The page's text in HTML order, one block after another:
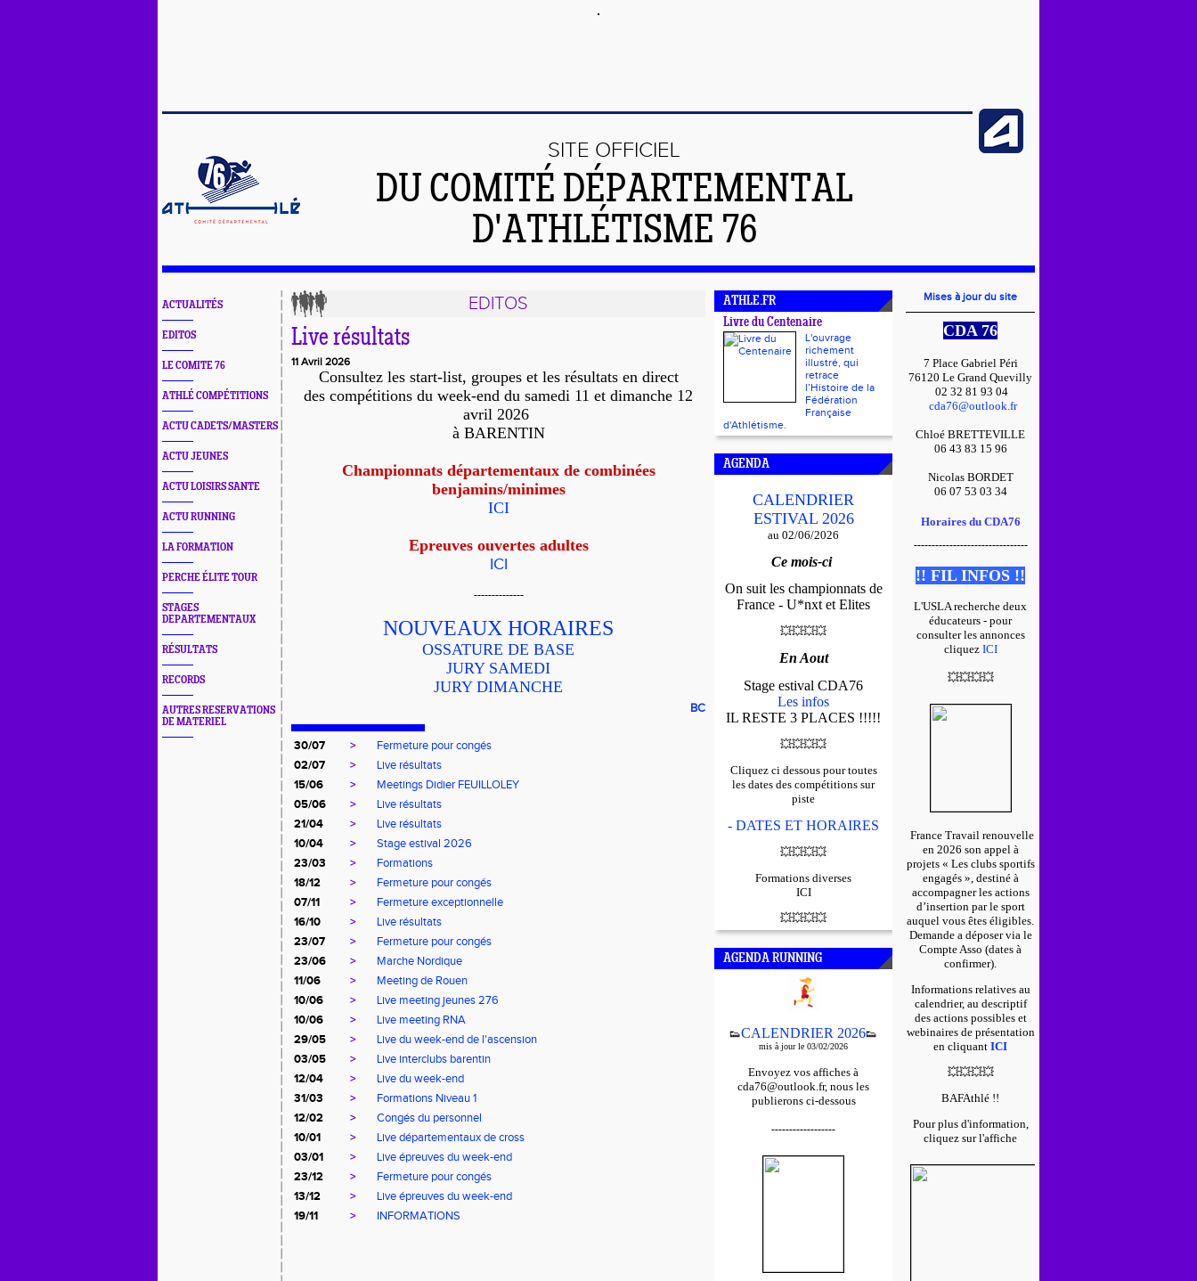
SITE OFFICIEL
DU COMITÉ DÉPARTEMENTAL
D'ATHLÉTISME 76
ACTUALITÉS
EDITOS
LE COMITE 76
ATHLÉ COMPÉTITIONS
ACTU CADETS/MASTERS
ACTU JEUNES
ACTU LOISIRS SANTE
ACTU RUNNING
LA FORMATION
PERCHE ÉLITE TOUR
STAGES
DEPARTEMENTAUX
RÉSULTATS
RECORDS
AUTRES RESERVATIONS
DE MATERIEL
EDITOS
Live résultats
11 Avril 2026
Consultez les start-list, groupes et les résultats en direct
des compétitions du week-end du samedi 11 et dimanche 12
avril 2026
à BARENTIN
Championnats départementaux de combinées
benjamins/minimes
ICI
Epreuves ouvertes adultes
ICI
--------------
NOUVEAUX HORAIRES
OSSATURE DE BASE
JURY SAMEDI
JURY DIMANCHE
BC
30/07 >
Fermeture pour congés
02/07
>
Live résultats
15/06
>
Meetings Didier FEUILLOLEY
05/06
>
Live résultats
21/04
>
Live résultats
10/04
>
Stage estival 2026
23/03
>
Formations
18/12
>
Fermeture pour congés
07/11
>
Fermeture exceptionnelle
16/10
>
Live résultats
23/07
>
Fermeture pour congés
23/06
>
Marche Nordique
11/06
>
Meeting de Rouen
10/06
>
Live meeting jeunes 276
10/06
>
Live meeting RNA
29/05
>
Live du week-end de l'ascension
03/05
>
Live interclubs barentin
12/04
>
Live du week-end
31/03
>
Formations Niveau 1
12/02
>
Congés du personnel
10/01
>
Live départementaux de cross
03/01
>
Live épreuves du week-end
23/12
>
Fermeture pour congés
13/12
>
Live épreuves du week-end
19/11
> INFORMATIONS
ATHLE.FR
Livre du Centenaire
L'ouvrage
richement
illustré, qui
retrace
l’Histoire de la
Fédération
Française
d'Athlétisme.
AGENDA
CALENDRIER
ESTIVAL 2026
au 02/06/2026
Ce mois-ci
On suit les championnats de
France - U*nxt et Elites
💥💥💥💥
En Aout
Stage estival CDA76
Les infos
IL RESTE 3 PLACES !!!!!
💥💥💥💥
Cliquez ci dessous pour toutes
les dates des compétitions sur
piste
- DATES ET HORAIRES
💥💥💥💥
Formations diverses
ICI
💥💥💥💥
AGENDA RUNNING
👟CALENDRIER 2026👟
mis à jour le 03/02/2026
Envoyez vos affiches à
cda76@outlook.fr, nous les
publierons ci-dessous
------------------
Mises à jour du site
CDA 76
7 Place Gabriel Péri
76120 Le Grand Quevilly
02 32 81 93 04
cda76@outlook.fr
Chloé BRETTEVILLE
06 43 83 15 96
Nicolas BORDET
06 07 53 03 34
Horaires du CDA76
--------------------------------
!! FIL INFOS !!
L'USLA recherche deux
éducateurs - pour
consulter les annonces
cliquez ICI
💥💥💥💥
France Travail renouvelle
en 2026 son appel à
projets « Les clubs sportifs
engagés », destiné à
accompagner les actions
d’insertion par le sport
auquel vous êtes éligibles.
Demande a déposer via le
Compte Asso (dates à
confirmer).
Informations relatives au
calendrier, au descriptif
des actions possibles et
webinaires de présentation
en cliquant ICI
💥💥💥💥
BAFAthlé !!
Pour plus d'information,
cliquez sur l'affiche